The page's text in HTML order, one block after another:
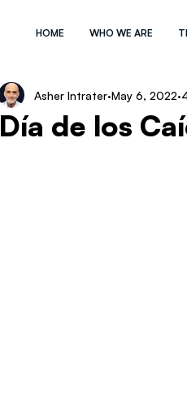
HOME WHO WE ARE
Día de los
Asher Intrater May 6, 2022